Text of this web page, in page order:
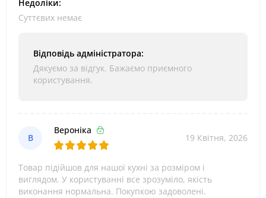
Недоліки:
Суттєвих немає
Відповідь адміністратора:
Дякуємо за відгук. Бажаємо приємного
користування.
В
Вероніка
19 Квітня, 2026
Товар підійшов для нашої кухні за розміром і
виглядом. У користуванні все зрозуміло, якість
виконання нормальна. Покупкою задоволені.